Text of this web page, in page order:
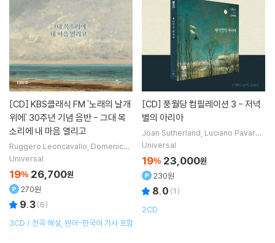
[CD] KBS클래식 FM '노래의 날개
위에' 30주년 기념 음반 - 그대 목
소리에 내 마음 열리고
Ruggero Leoncavallo Domenico
Scarlatti Paolo Tosti
Universal
19% 26,700원
270원
9.3(6)
3CD / 전곡 해설, 원어-한국어 가사 포함
[CD] 풍월당 컴필레이션 3 - 저녁
별의 아리아
Joan Sutherland Luciano Pavarott
i Patricia Petibon
Universal
19% 23,000원
230원
8.0 (1)
2CD